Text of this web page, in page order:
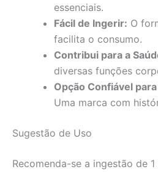
essenciais.
Fácil de Ingerir: O
facilita o consumo.
Contribui para a
diversas funções
Opção Confiável
Uma marca com
Sugestão de Uso
Recomenda-se a ingestão de